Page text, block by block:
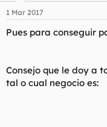
1 Mar 2017
Pues para conseguir
Consejo que le doy a
tal o cual negocio es: